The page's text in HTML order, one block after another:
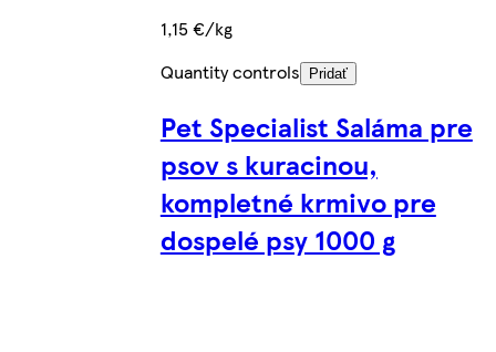
1,15 €/kg
Quantity controls
Pridať
Pet Specialist Saláma pre
psov s kuracinou,
kompletné krmivo pre
dospelé psy 1000 g